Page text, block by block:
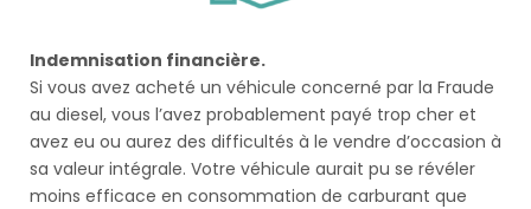
Indemnisation financière.
Si vous avez acheté un véhicule concerné par la Fraude
au diesel, vous l’avez probablement payé trop cher et
avez eu ou aurez des difficultés à le vendre d’occasion à
sa valeur intégrale. Votre véhicule aurait pu se révéler
moins efficace en consommation de carburant que